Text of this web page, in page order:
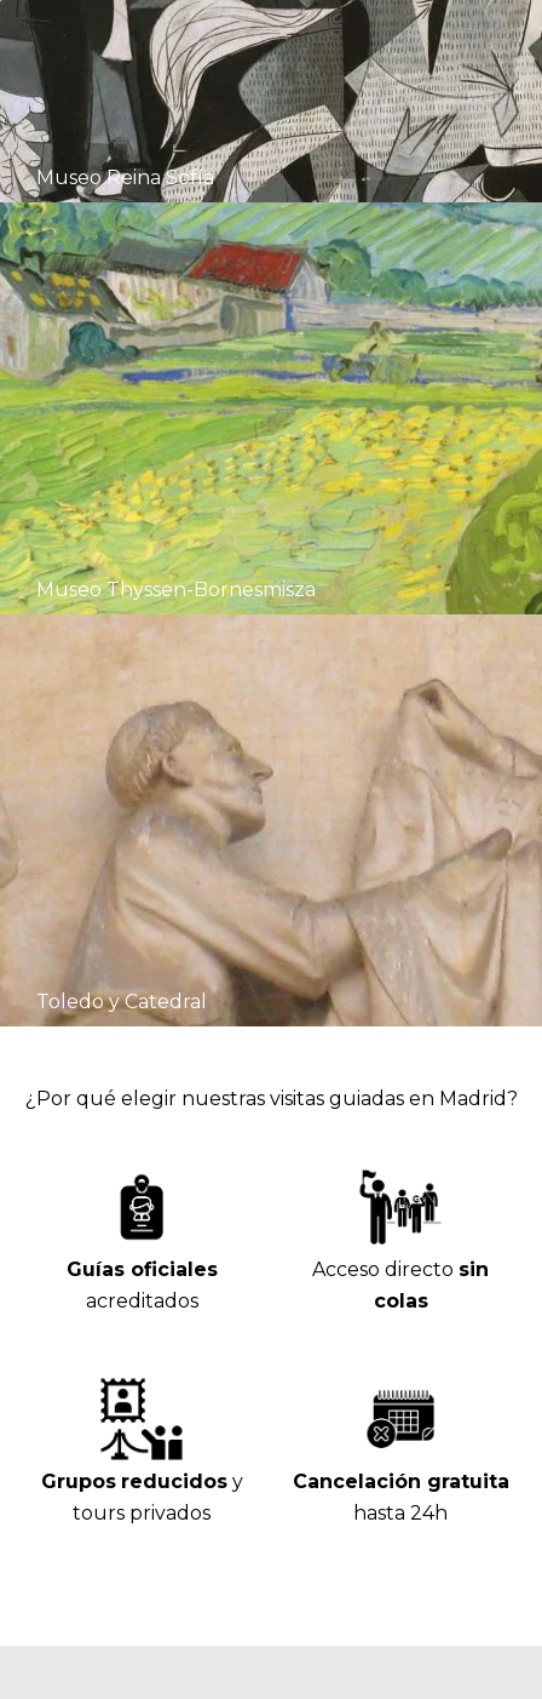
Museo Reina Sofía
Museo Thyssen-Bornesmisza​
Toledo y Catedral
¿Por qué elegir nuestras visitas guiadas en Madrid?
Guías oficiales
acreditados
Acceso directo sin
colas
Grupos reducidosy
tours privados
Cancelación gratuita
hasta 24h